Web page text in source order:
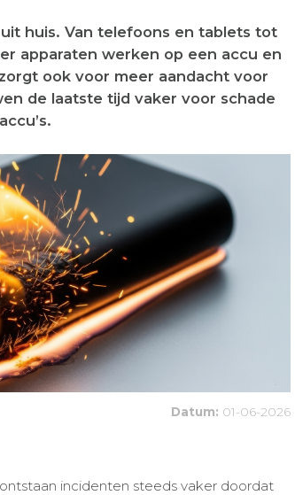
huis. Van telefoons en tablets tot
apparaten werken op een accu en
ook voor meer aandacht voor
de laatste tijd vaker voor schade
Datum: 01-06-2026
incidenten steeds vaker doordat